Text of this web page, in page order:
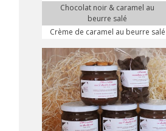
Chocolat noir & caramel au
beurre salé
Crème de caramel au beurre salé